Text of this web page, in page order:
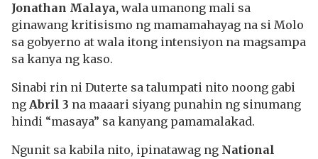
Jonathan Malaya, wala umanong mali sa
ginawang kritisismo ng mamamahayag na si Molo
sa gobyerno at wala itong intensiyon na magsampa
sa kanya ng kaso.
Sinabi rin ni Duterte sa talumpati nito noong gabi
ng Abril 3 na maaari siyang punahin ng sinumang
hindi “masaya” sa kanyang pamamalakad.
Ngunit sa kabila nito, ipinatawag ng National